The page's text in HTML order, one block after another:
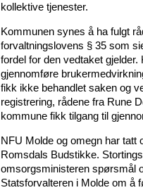
kollektive tjenester.
Kommunen synes å ha fulgt
forvaltningslovens § 35 som
fordel for den vedtaket
gjennomføre
fikk ikke behandlet saken og
registrering, rådene fra Rune
kommune fikk tilgang til
NFU Molde og omegn har tatt
Romsdals Budstikke.
omsorgsministeren spørsmål
Statsforvalteren i Molde om å